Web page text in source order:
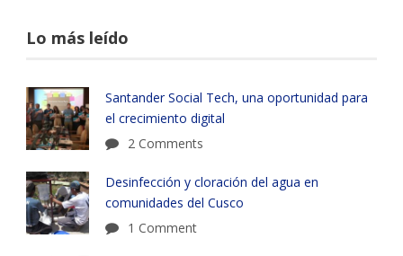
Lo más leído
Santander Social Tech, una oportunidad para
el crecimiento digital
2 Comments
Desinfección y cloración del agua en
comunidades del Cusco
1 Comment